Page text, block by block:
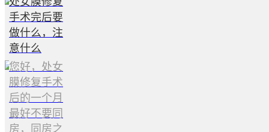
手术完后要
做什么，注
意什么
您好，处女
膜修复手术
后的一个月
最好不要同
房，同房之